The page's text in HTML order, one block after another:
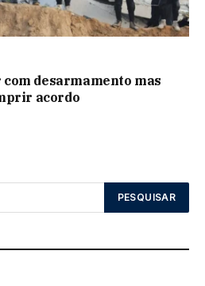
desarmamento mas
acordo